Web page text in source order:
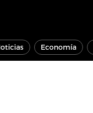
Economía